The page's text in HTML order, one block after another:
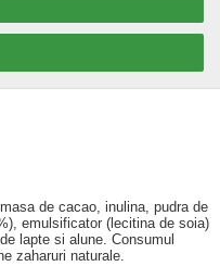
de cacao, inulina, pudra de
emulsificator (lecitina de soia)
lapte si alune. Consumul
zaharuri naturale.